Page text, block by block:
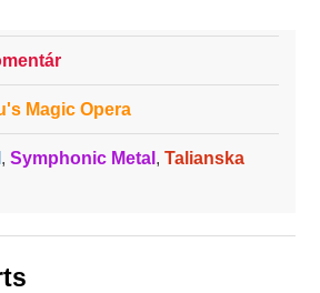
Magic Opera
, Symphonic Metal , Talianska